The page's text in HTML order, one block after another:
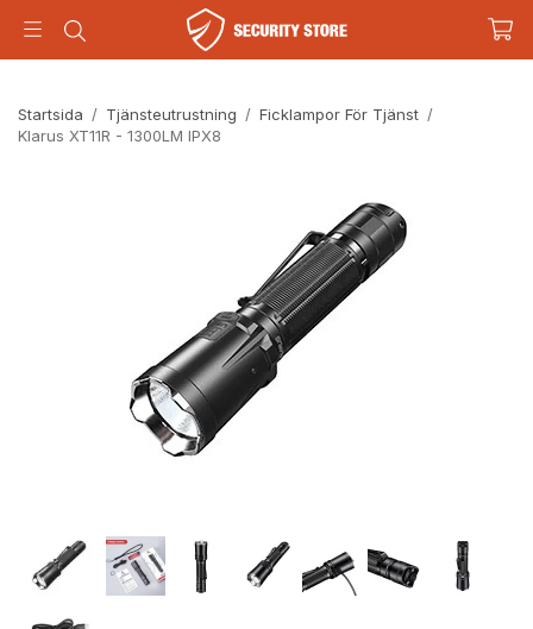
Startsida / Tjänsteutrustning / Ficklampor För Tjänst /
Klarus XT11R - 1300LM IPX8